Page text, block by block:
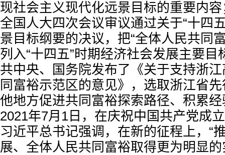
现社会主义现代化远景目标的重要内
全国人大四次会议审议通过关于“十四
景目标纲要的决议，把“全体人民共同
列入“十四五”时期经济社会发展主要目
共中央、国务院发布了《关于支持浙
同富裕示范区的意见》，选取浙江省
他地方促进共同富裕探索路径、积累
2021年7月1日，在庆祝中国共产党成
习近平总书记强调，在新的征程上，“
展、全体人民共同富裕取得更为明显的